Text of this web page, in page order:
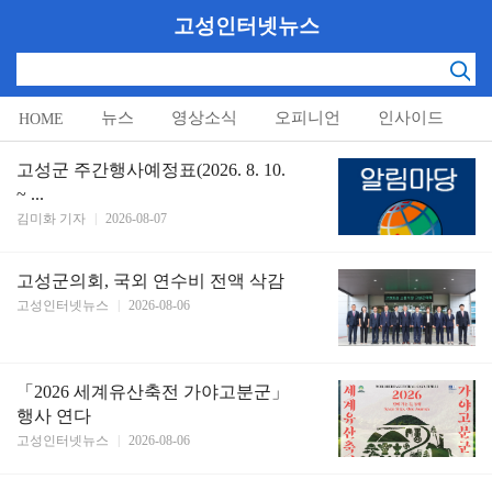
고성인터넷뉴스
HOME 뉴스 영상소식 오피니언 인사이드
알림마당
고성군 주간행사예정표(2026. 8. 10.
~ ...
김미화 기자 2026-08-07
고성군의회, 국외 연수비 전액 삭감
고성인터넷뉴스 2026-08-06
「2026 세계유산축전 가야고분군」
행사 연다
고성인터넷뉴스 2026-08-06